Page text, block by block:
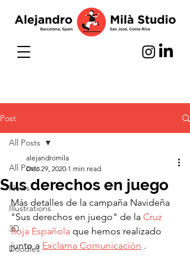
Post
All Posts
News
Illustrations
3D
Doodles
All Posts
Sus derechos en juego
alejandromila
Dec 29, 2020 1 min read
Más detalles de la campaña Navideña
"Sus derechos en juego" de la Cruz
Roja Española que hemos realizado
junto a Exclama Comunicación .